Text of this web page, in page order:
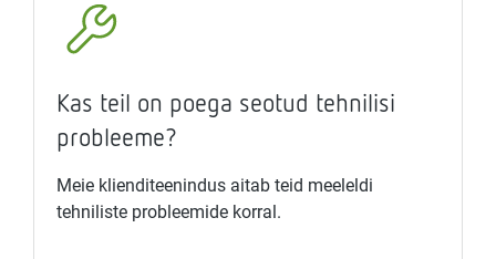
Kas teil on poega seotud tehnilisi
probleeme?
Meie klienditeenindus aitab teid meeleldi
tehniliste probleemide korral.